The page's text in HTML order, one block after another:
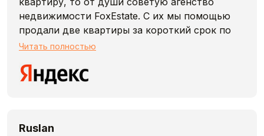
недвижимости FoxEstate. С их мы помощью
продали две квартиры за короткий срок по
ценам, которые нас полностью устраивали.
была на связи, любые вопросы решались
очень быстро, полное сопровождение сделки,
отметить не просто профессиональный
Читать полностью
Ruslan